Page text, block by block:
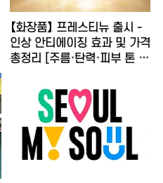
【화장품】 프레스티뉴 출시 -
인상 안티에이징 효과 및 가격
총정리 [주름·탄력·피부 톤 개